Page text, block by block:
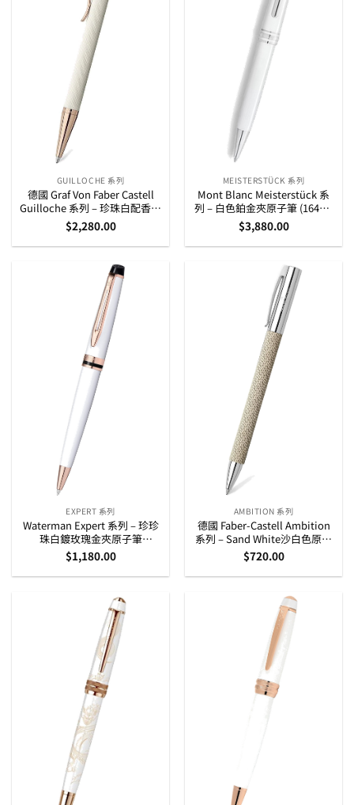
GUILLOCHE 系列
德國 Graf Von Faber Castell
Guilloche 系列 – 珍珠白配香檳
金扭索紋原子筆 (145347)
$2,280.00
MEISTERSTÜCK 系列
Mont Blanc Meisterstück 系
列 – 白色鉑金夾原子筆 (164型)
(137122)
$3,880.00
EXPERT 系列
Waterman Expert 系列 – 珍珍
珠白鍍玫瑰金夾原子筆
(2168111)
$1,180.00
AMBITION 系列
德國 Faber-Castell Ambition
系列 – Sand White沙白色原子
筆 (149616)
$720.00